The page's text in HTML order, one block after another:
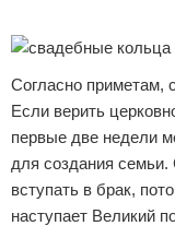
Согласно приметам,
Если верить
первые две недели
для создания
вступать в брак,
наступает Великий